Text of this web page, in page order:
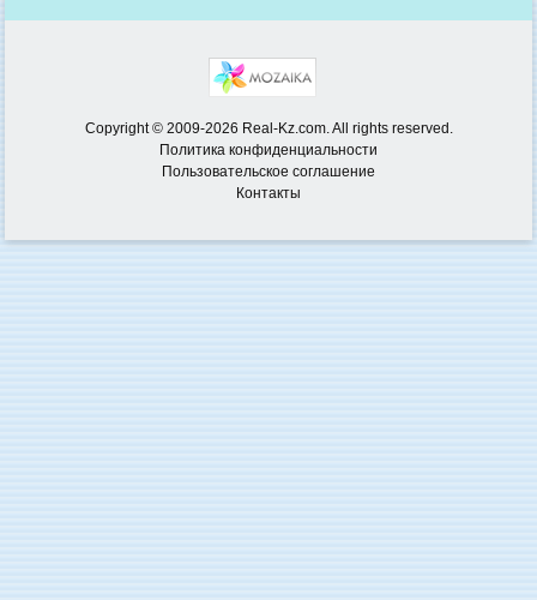
Copyright © 2009-2026 Real-Kz.com. All rights reserved.
Политика конфиденциальности
Пользовательское соглашение
Контакты